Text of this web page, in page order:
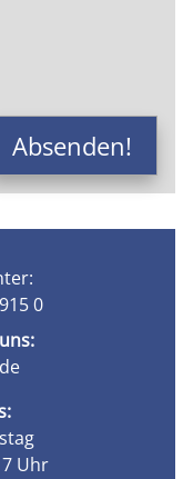
Absenden!
0
Uhr